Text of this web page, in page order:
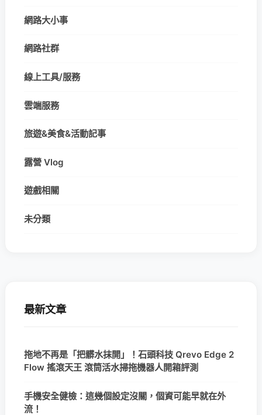
網路大小事
網路社群
線上工具/服務
雲端服務
旅遊&美食&活動記事
露營 Vlog
遊戲相關
未分類
最新文章
拖地不再是「把髒水抹開」！石頭科技 Qrevo Edge 2
Flow 搖滾天王 滾筒活水掃拖機器人開箱評測
手機安全健檢：這幾個設定沒關，個資可能早就在外
流！